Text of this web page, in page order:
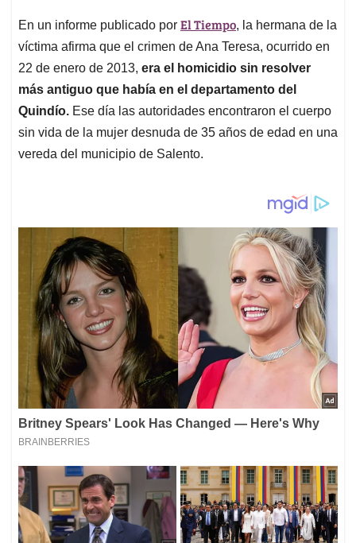
En un informe publicado por El Tiempo, la hermana de la
víctima afirma que el crimen de Ana Teresa, ocurrido en
22 de enero de 2013, era el homicidio sin resolver
más antiguo que había en el departamento del
Quindío. Ese día las autoridades encontraron el cuerpo
sin vida de la mujer desnuda de 35 años de edad en una
vereda del municipio de Salento.